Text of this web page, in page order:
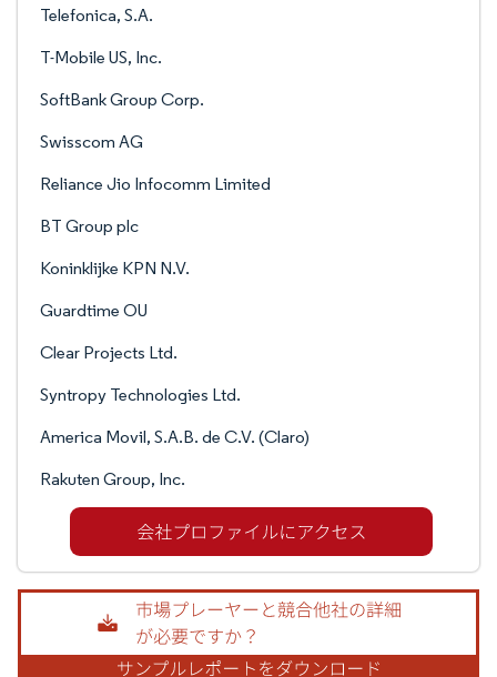
Telefonica, S.A.
T-Mobile US, Inc.
SoftBank Group Corp.
Swisscom AG
Reliance Jio Infocomm Limited
BT Group plc
Koninklijke KPN N.V.
Guardtime OU
Clear Projects Ltd.
Syntropy Technologies Ltd.
America Movil, S.A.B. de C.V. (Claro)
Rakuten Group, Inc.